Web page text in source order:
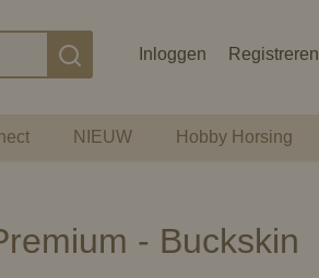
Inloggen Registreren
NIEUW Hobby Horsing
- Buckskin